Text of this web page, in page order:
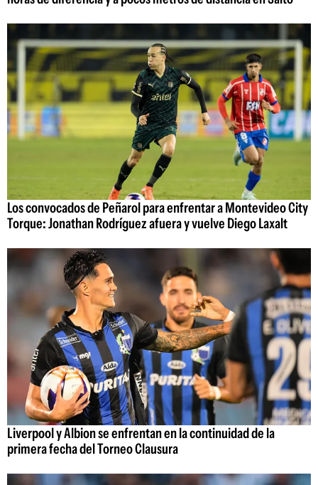
Los convocados de Peñarol para enfrentar a Montevideo City
Torque: Jonathan Rodríguez afuera y vuelve Diego Laxalt
Liverpool y Albion se enfrentan en la continuidad de la
primera fecha del Torneo Clausura